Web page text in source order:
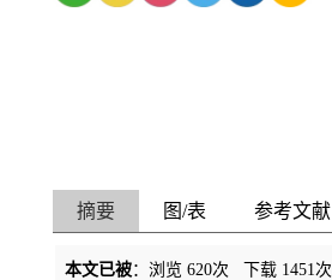
摘要 图/表 参考文献
本文已被：浏览 620次 下载 1451次